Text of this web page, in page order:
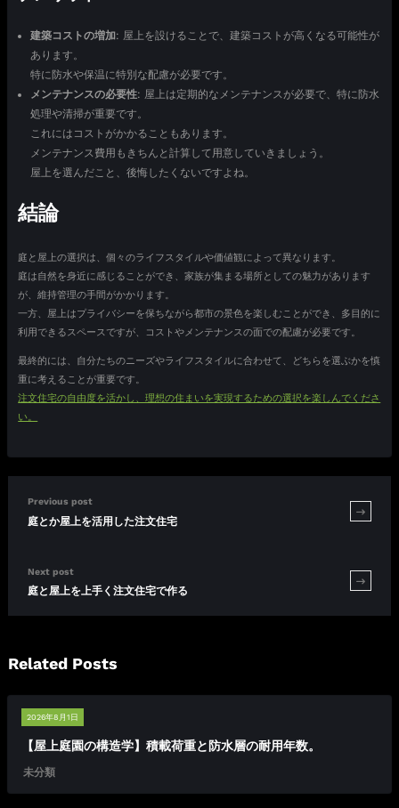
建築コストの増加: 屋上を設けることで、建築コストが高くなる可能性が
あります。
特に防水や保温に特別な配慮が必要です。
メンテナンスの必要性: 屋上は定期的なメンテナンスが必要で、特に防水
処理や清掃が重要です。
これにはコストがかかることもあります。
メンテナンス費用もきちんと計算して用意していきましょう。
屋上を選んだこと、後悔したくないですよね。
結論
庭と屋上の選択は、個々のライフスタイルや価値観によって異なります。
庭は自然を身近に感じることができ、家族が集まる場所としての魅力があります
が、維持管理の手間がかかります。
一方、屋上はプライバシーを保ちながら都市の景色を楽しむことができ、多目的に
利用できるスペースですが、コストやメンテナンスの面での配慮が必要です。
最終的には、自分たちのニーズやライフスタイルに合わせて、どちらを選ぶかを慎
重に考えることが重要です。
注文住宅の自由度を活かし、理想の住まいを実現するための選択を楽しんでくださ
い。
Previous post
庭とか屋上を活用した注文住宅
Next post
庭と屋上を上手く注文住宅で作る
Related Posts
2026年8月1日
【屋上庭園の構造学】積載荷重と防水層の耐用年数。
未分類